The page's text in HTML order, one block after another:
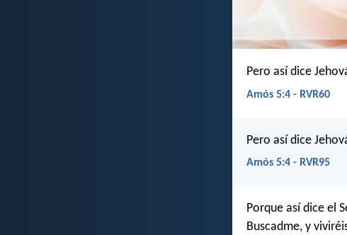
Pero así dice
Amós 5:4 - RVR60
Pero así dice
Amós 5:4 - RVR95
Porque así dice el
Buscadme, y